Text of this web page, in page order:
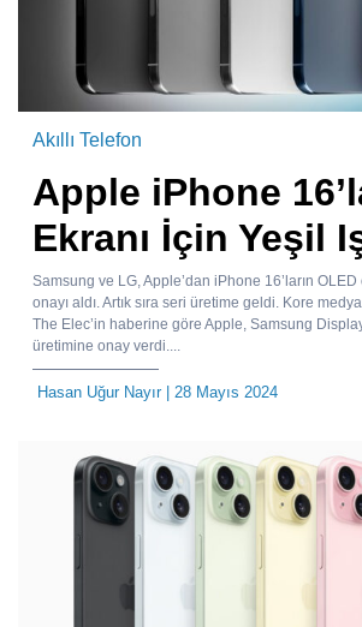
Akıllı Telefon
Apple iPhone
Ekranı İçin Yeşil
Samsung ve LG, Apple’dan iPhone 16’ların
onayı aldı. Artık sıra seri üretime geldi. Kore
The Elec’in haberine göre Apple, Samsung
üretimine onay verdi....
Hasan Uğur Nayır| 28 Mayıs 2024